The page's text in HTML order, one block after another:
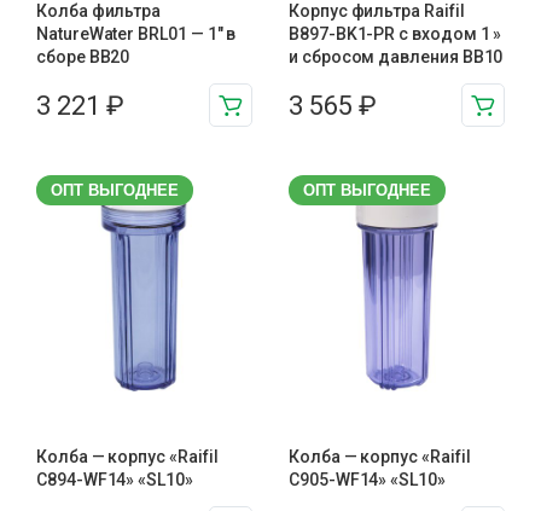
Колба фильтра
NatureWater BRL01 — 1″ в
сборе BB20
3 221 ₽
Корпус фильтра Raifil
B897-BK1-PR с входом 1 »
и сбросом давления BB10
3 565 ₽
ОПТ ВЫГОДНЕЕ
Колба — корпус «Raifil
C894-WF14» «SL10»
ОПТ ВЫГОДНЕЕ
Колба — корпус «Raifil
C905-WF14» «SL10»